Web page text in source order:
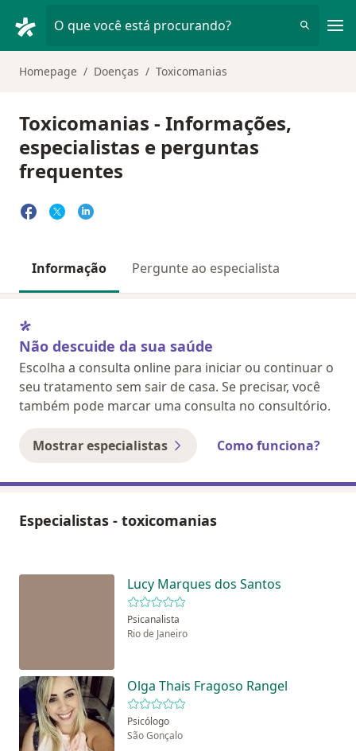
O que você está procurando?
Homepage Doenças Toxicomanias
Toxicomanias - Informações,
especialistas e perguntas
frequentes
Informação Pergunte ao especialista
Não descuide da sua saúde
Escolha a consulta online para iniciar ou continuar o
seu tratamento sem sair de casa. Se precisar, você
também pode marcar uma consulta no consultório.
Mostrar especialistas Como funciona?
Especialistas - toxicomanias
Lucy Marques dos Santos
Psicanalista
Rio de Janeiro
Olga Thais Fragoso Rangel
Psicólogo
São Gonçalo